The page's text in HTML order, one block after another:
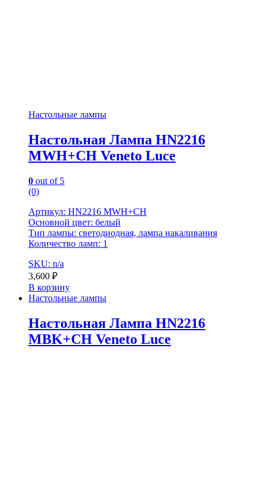
Настольные лампы
Настольная Лампа HN2216
MWH+CH Veneto Luce
0 out of 5
(0)
Артикул: HN2216 MWH+CH
Основной цвет: белый
Тип лампы: светодиодная, лампа накаливания
Количество ламп: 1
SKU: n/a
3,600 ₽
В корзину
Настольные лампы
Настольная Лампа HN2216
MBK+CH Veneto Luce